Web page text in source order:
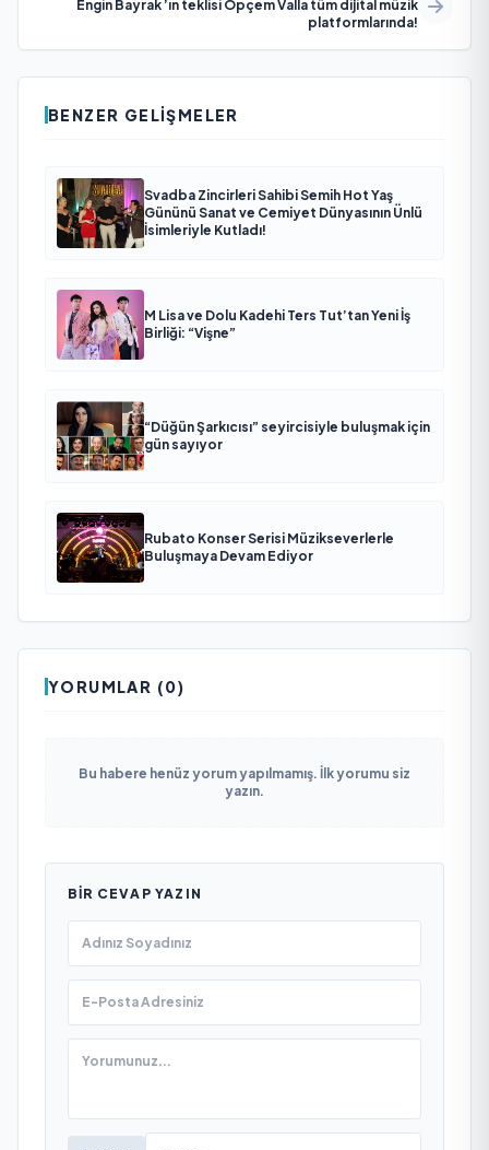
Engin Bayrak ’ın teklisi Öpçem Valla tüm dijital müzik
platformlarında!
BENZER GELIŞMELER
Svadba Zincirleri Sahibi Semih Hot Yaş
Gününü Sanat ve Cemiyet Dünyasının Ünlü
İsimleriyle Kutladı!
M Lisa ve Dolu Kadehi Ters Tut’tan Yeni İş
Birliği: “Vişne”
“Düğün Şarkıcısı” seyircisiyle buluşmak için
gün sayıyor
Rubato Konser Serisi Müzikseverlerle
Buluşmaya Devam Ediyor
YORUMLAR (0)
Bu habere henüz yorum yapılmamış. İlk yorumu siz
yazın.
BIR CEVAP YAZIN